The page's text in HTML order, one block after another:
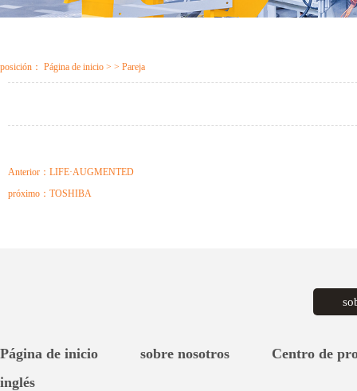
posición： Página de inicio > > Pareja
Anterior： LIFE·AUGMENTED
próximo： TOSHIBA
Página de inicio sobre nosotros
Centro de
inglés